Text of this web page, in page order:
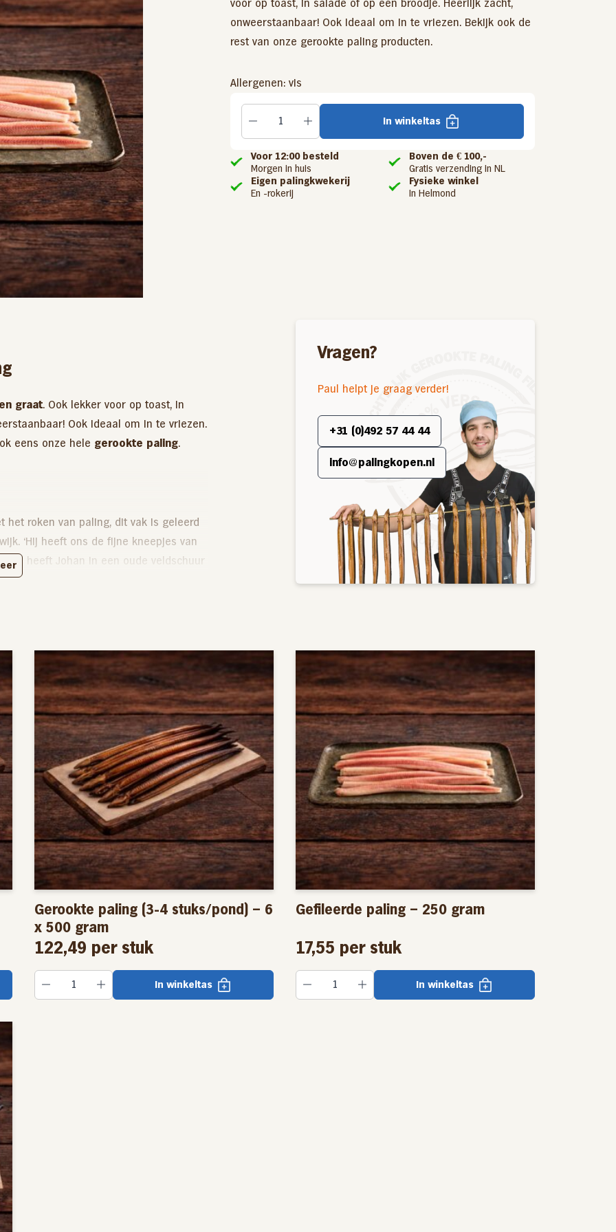
Gefileerde paling – 250 gram
17,55 per stuk
Zachte rookpaling (gepekeld) –
1000 gram
27,95 per stuk
Zalmfilet koud gerookt
langgesneden
6,49 per stuk
voor op toast, in salade of op een broodje. Heerlijk zacht,
onweerstaanbaar! Ook ideaal om in te vriezen. Bekijk ook de
rest van onze gerookte paling producten.
Allergenen: vis
In winkeltas
Voor 12:00 besteld
Morgen in huis
Eigen palingkwekerij
En -rokerij
Boven de € 100,-
Gratis verzending in NL
Fysieke winkel
In Helmond
graat. Ook lekker voor op toast, in
Ook ideaal om in te vriezen.
eens onze hele gerookte paling.
roken van paling, dit vak is geleerd
‘Hij heeft ons de fijne kneepjes van
heeft Johan in een oude veldschuur
waarin hij zijn eigen paling op zijn
Met beukenhout en de juiste
paling een heerlijke smaak
glasaaltjes op van 0,3 gram
stuk.
waarbij de afvalstoffen op biologische
het water weer hergebruikt kan
laag mogelijk gehouden. Hierbij
in de gaten gehouden, zoals PH,
op een natuurlijk evenwicht blijven
met kabeljauwkuit waar ze dol op
droog kruimelvoer, naar gelang de
de glasaal naar 2.2 mm voor de grote
dat de grote palingen al het voer
worden ze pas om de 8 weken
minder snel uit elkaar groeit.
een glasaaltje tot een volwassen
te worden tot gerookte paling
om de eventuele grondsmaak te
Vragen?
Paul helpt je graag verder!
+31 (0)492 57 44 44
info@palingkopen.nl
Gerookte paling (3-4 stuks/pond) – 6
x 500 gram
122,49 per stuk
In winkeltas
Gefileerde paling – 250 gram
17,55 per stuk
In winkeltas